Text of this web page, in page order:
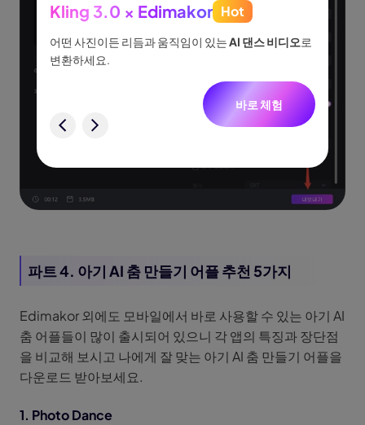
파트 4. 아기 AI 춤 만들기 어플 추천 5가지
Edimakor 외에도 모바일에서 바로 사용할 수 있는 아기 AI
춤 어플들이 많이 출시되어 있으니 각 앱의 특징과 장단점
을 비교해 보시고 나에게 잘 맞는 아기 AI 춤 만들기 어플을
다운로드 받아보세요.
1. Photo Dance
Kling 3.0 × Edimakor Hot
어떤 사진이든 리듬과 움직임이 있는AI 댄스 비디오로
변환하세요.
바로 체험